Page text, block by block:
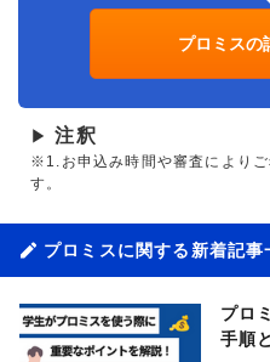
プロミスの
▶ 注釈
※1.お申込み時間や審査により
す。
プロミスに関する新着記事
プロ
手順